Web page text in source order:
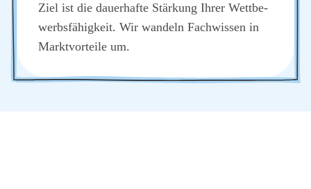
Ziel ist die dau­er­haf­te Stär­kung Ihrer Wett­be­
werbs­fä­hig­keit. Wir wan­deln Fach­wis­sen in
Markt­vor­tei­le um.